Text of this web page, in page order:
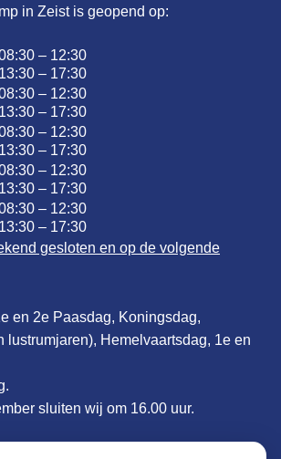
in Zeist is geopend op:
– 12:30
13:30 – 17:30
– 12:30
13:30 – 17:30
– 12:30
13:30 – 17:30
– 12:30
13:30 – 17:30
– 12:30
13:30 – 17:30
gesloten en op de volgende
en 2e Paasdag, Koningsdag,
lustrumjaren), Hemelvaartsdag, 1e en
sluiten wij om 16.00 uur.